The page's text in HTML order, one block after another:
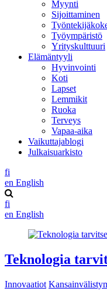
Myynti
Sijoittaminen
Työympäristö
Yrityskulttuuri
Elämäntyyli
Hyvinvointi
Koti
Lapset
Lemmikit
Ruoka
Terveys
Vapaa-aika
Vaikuttajablogi
Julkaisuarkisto
fi
en English
fi
en English
Teknologia
Innovaatiot